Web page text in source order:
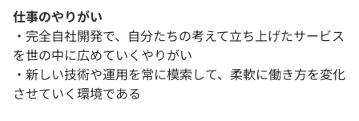
仕事のやりがい
・完全自社開発で、自分たちの考えて立ち上げたサービス
を世の中に広めていくやりがい
・新しい技術や運用を常に模索して、柔軟に働き方を変化
させていく環境である